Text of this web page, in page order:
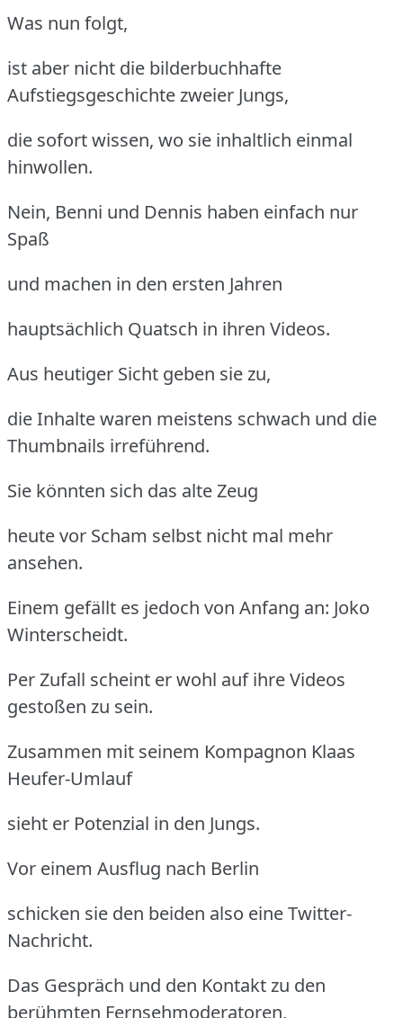
Was nun folgt,
ist aber nicht die bilderbuchhafte
Aufstiegsgeschichte zweier Jungs,
die sofort wissen, wo sie inhaltlich einmal
hinwollen.
Nein, Benni und Dennis haben einfach nur
Spaß
und machen in den ersten Jahren
hauptsächlich Quatsch in ihren Videos.
Aus heutiger Sicht geben sie zu,
die Inhalte waren meistens schwach und die
Thumbnails irreführend.
Sie könnten sich das alte Zeug
heute vor Scham selbst nicht mal mehr
ansehen.
Einem gefällt es jedoch von Anfang an: Joko
Winterscheidt.
Per Zufall scheint er wohl auf ihre Videos
gestoßen zu sein.
Zusammen mit seinem Kompagnon Klaas
Heufer-Umlauf
sieht er Potenzial in den Jungs.
Vor einem Ausflug nach Berlin
schicken sie den beiden also eine Twitter-
Nachricht.
Das Gespräch und den Kontakt zu den
berühmten Fernsehmoderatoren,